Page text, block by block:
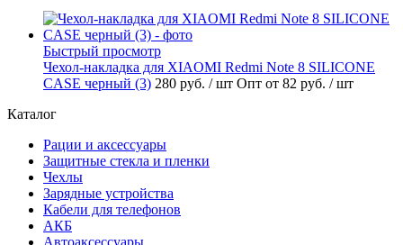
Быстрый просмотр
Чехол-накладка для XIAOMI Redmi Note 8 SILICONE
CASE черный (3) 280 руб. / шт Опт от 82 руб. / шт
Каталог
Рации и аксессуары
Защитные стекла и пленки
Чехлы
Зарядные устройства
Кабели для телефонов
АКБ
Автоаксессуары